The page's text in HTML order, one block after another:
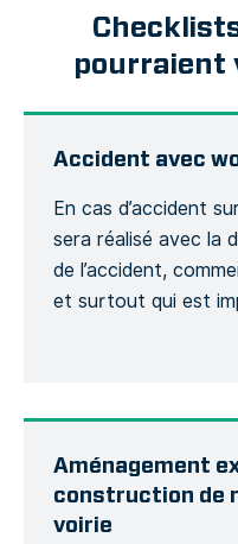
pourraient
Accident avec
En cas d’accident
sera réalisé avec la
de l’accident,
et surtout qui est
Aménagement
construction de
voirie